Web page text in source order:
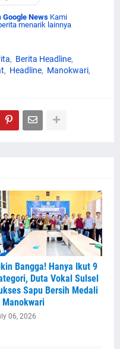
Google News Kami
menarik lainnya
Berita Headline
Headline
Manokwari
Bangga! Hanya Ikut 9
Duta Vokal Sulsel
Sapu Bersih Medali
Manokwari
06, 2026